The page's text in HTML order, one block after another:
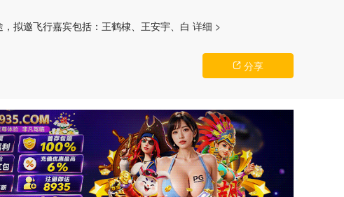
拟邀飞行嘉宾包括：王鹤棣、王安宇、白 详细 >
 分享